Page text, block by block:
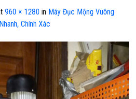
960 × 1280 in Máy Đục Mộng Vuông
Chính Xác